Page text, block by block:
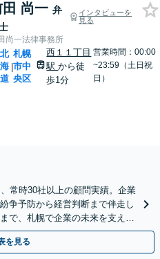
田 尚一 弁
インタビューを
見る
尚一法律事務所
北
海
道
|
札幌
市中
央区
西１１丁目
駅から徒
歩1分
営業時間：00:00
~23:59（土日祝
日）
常時30社以上の顧問実績。企業
争予防から経営判断まで伴走し
で、札幌で企業の未来を支えま
を見る